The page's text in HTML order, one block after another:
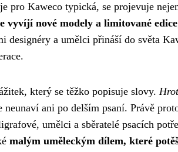
pro Kaweco typická, se projevuje
vyvíjí nové modely a limitované edice
designéry a umělci přináší do světa
který se těžko popisuje slovy.
neunaví ani po delším psaní. Právě
umělci a sběratelé psacích
malým uměleckým dílem, které